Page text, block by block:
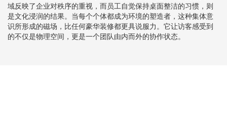
域反映了企业对秩序的重视，而员工自觉保持桌面整洁的习惯，则
是文化浸润的结果。当每个个体都成为环境的塑造者，这种集体意
识所形成的磁场，比任何豪华装修都更具说服力。它让访客感受到
的不仅是物理空间，更是一个团队由内而外的协作状态。